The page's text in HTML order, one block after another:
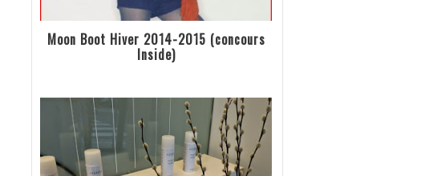
Moon Boot Hiver 2014-2015 (concours
Inside)